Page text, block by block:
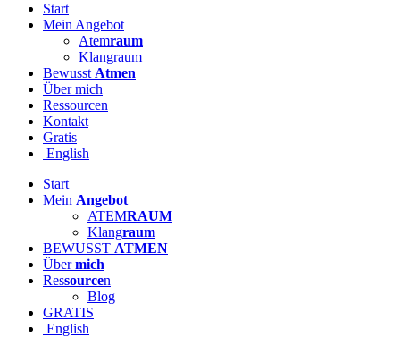
Start
Mein Angebot
Atemraum
Klangraum
Bewusst Atmen
Über mich
Ressourcen
Kontakt
Gratis
English
Start
Mein Angebot
ATEMRAUM
Klangraum
BEWUSST ATMEN
Übermich
Ressourcen
Blog
GRATIS
English